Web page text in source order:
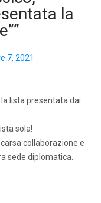
la
”
7, 2021
lista presentata dai
sola!
collaborazione e
sede diplomatica.